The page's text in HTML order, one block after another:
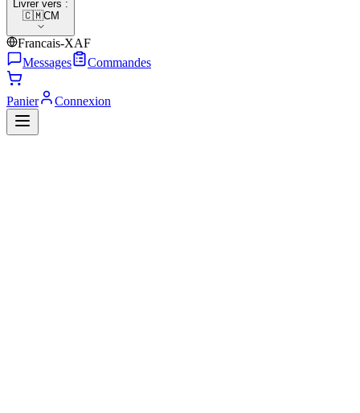
Livrer vers :
🇨🇲CM
Francais-XAF
Messages
Commandes
Panier Connexion